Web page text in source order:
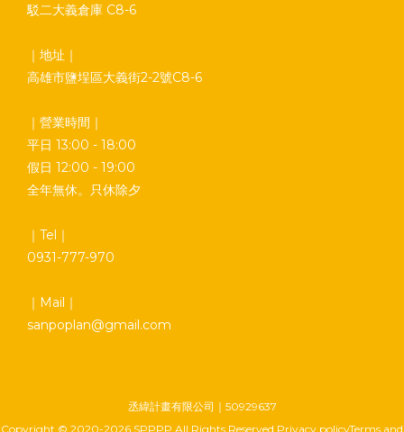
駁二大義倉庫 C8-6
｜地址｜
高雄市鹽埕區大義街2-2號C8-6
｜營業時間｜
平日 13:00 - 18:00
假日 12:00 - 19:00
全年無休。只休除夕
｜Tel｜
0931-777-970
｜Mail｜
sanpoplan@gmail.com
丞緯計畫有限公司｜50929637
Copyright © 2020-2026 SPPPP All Rights Reserved Privacy policyTerms and